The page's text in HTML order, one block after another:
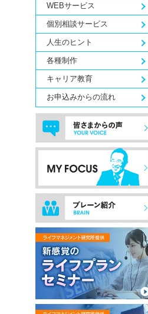
WEBサービス
個別相談サービス
人生のヒント
各種制作
キャリア教育
お申込みからの流れ